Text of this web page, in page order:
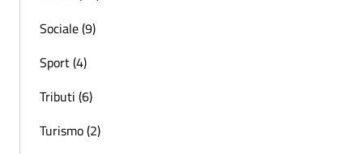
Sociale (9)
Sport (4)
Tributi (6)
Turismo (2)